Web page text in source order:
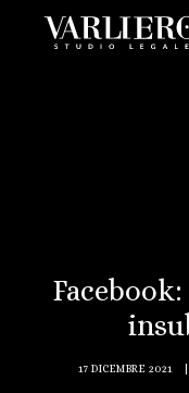
VIDEO
PRENDI UN
17 DICEMBRE 2021